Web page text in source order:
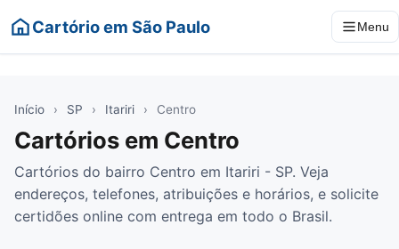
Cartório em São Paulo Menu
Início › SP › Itariri › Centro
Cartórios em Centro
Cartórios do bairro Centro em Itariri - SP. Veja
endereços, telefones, atribuições e horários, e solicite
certidões online com entrega em todo o Brasil.